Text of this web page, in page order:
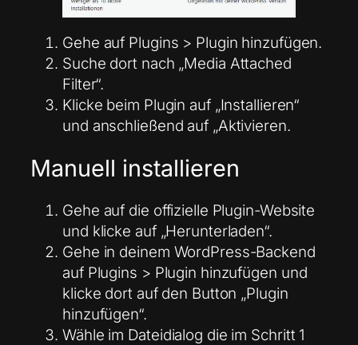
Gehe auf Plugins > Plugin hinzufügen.
Suche dort nach „Media Attached
Filter“.
Klicke beim Plugin auf „Installieren“
und anschließend auf „Aktivieren.
Manuell installieren
Gehe auf die offizielle Plugin-Website
und klicke auf „Herunterladen“.
Gehe in deinem WordPress-Backend
auf Plugins > Plugin hinzufügen und
klicke dort auf den Button „Plugin
hinzufügen“.
Wähle im Dateidialog die im Schritt 1